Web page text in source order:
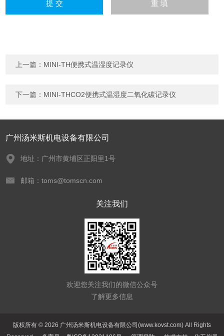
上一篇： MINI-TH便携式温湿度记录仪
下一篇： MINI-THCO2便携式温湿度二氧化碳记录仪
广州汤米斯机电设备有限公司
地址：广州市黄埔区正阳里1号
邮箱：toms@tomscn.com
关注我们
欢迎您关注我们的微信公众号
了解更多信息
版权所有 © 2026 广州汤米斯机电设备有限公司(www.kovst.com) All Rights